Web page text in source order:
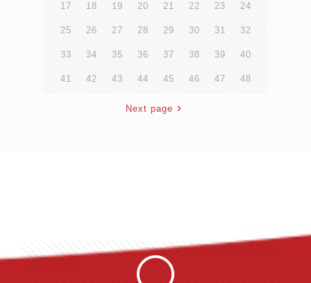
17 18 19 20 21 22 23 24
25 26 27 28 29 30 31 32
33 34 35 36 37 38 39 40
41 42 43 44 45 46 47 48
Next page